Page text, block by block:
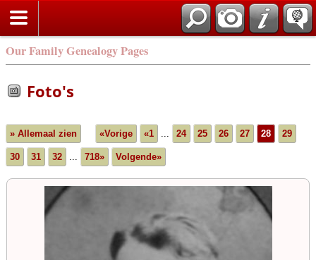
Our Family Genealogy Pages
Foto's
» Allemaal zien «Vorige «1 ... 24 25 26 27 28 29
30 31 32 ... 718» Volgende»